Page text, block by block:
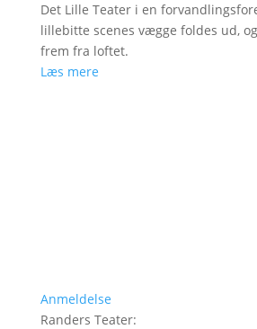
Det Lille Teater i en
lillebitte scenes vægge foldes ud,
frem fra loftet.
Læs mere
Anmeldelse
Randers Teater: